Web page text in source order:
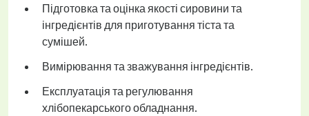
Підготовка та оцінка якості сировини та
інгредієнтів для приготування тіста та
сумішей.
Вимірювання та зважування інгредієнтів.
Експлуатація та регулювання
хлібопекарського обладнання.